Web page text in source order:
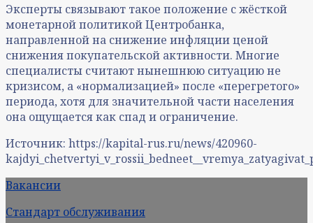
Эксперты связывают такое положение с жёсткой
монетарной политикой Центробанка,
направленной на снижение инфляции ценой
снижения покупательской активности. Многие
специалисты считают нынешнюю ситуацию не
кризисом, а «нормализацией» после «перегретого»
периода, хотя для значительной части населения
она ощущается как спад и ограничение.
Источник: https://kapital-rus.ru/news/420960-
Вакансии
Стандарт обслуживания